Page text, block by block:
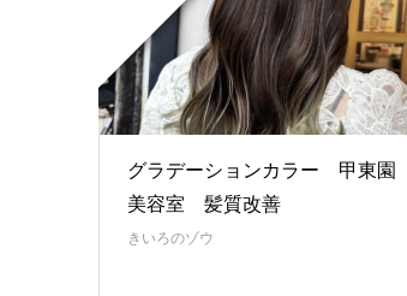
グラデーションカラー 甲東園
美容室 髪質改善
きいろのゾウ